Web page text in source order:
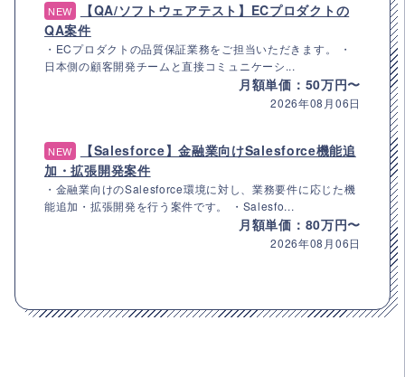
NEW
【QA/ソフトウェアテスト】ECプロダクトの
QA案件
・ECプロダクトの品質保証業務をご担当いただきます。 ・
日本側の顧客開発チームと直接コミュニケーシ...
月額単価：50万円〜
2026年08月06日
NEW
【Salesforce】金融業向けSalesforce機能追
加・拡張開発案件
・金融業向けのSalesforce環境に対し、業務要件に応じた機
能追加・拡張開発を行う案件です。 ・Salesfo...
月額単価：80万円〜
2026年08月06日